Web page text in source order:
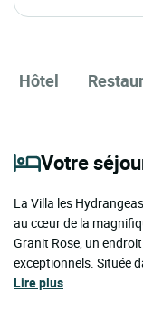
Hôtel
Votre
La Villa les
au cœur de la
Granit Rose, un
exceptionnels. Située
Lire plus